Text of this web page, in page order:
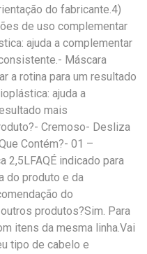
do fabricante.4)
de uso complementar
ajuda a complementar
Máscara
a rotina para um resultado
ajuda a
mais
Cremoso- Desliza
Contém?- 01 –
2,5LFAQÉ indicado para
do produto e da
do
produtos?Sim. Para
itens da mesma linha.Vai
tipo de cabelo e